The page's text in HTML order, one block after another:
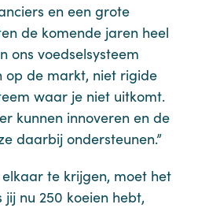
en een grote
de komende jaren heel
ons voedselsysteem
op de markt, niet rigide
waar je niet uitkomt.
kunnen innoveren en de
daarbij ondersteunen.”
te krijgen, moet het
jij nu 250 koeien hebt,